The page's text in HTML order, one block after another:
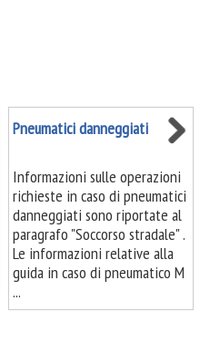
Pneumatici danneggiati
Informazioni sulle operazioni
richieste in caso di pneumatici
danneggiati sono riportate al
paragrafo "Soccorso stradale" .
Le informazioni relative alla
guida in caso di pneumatico M
...